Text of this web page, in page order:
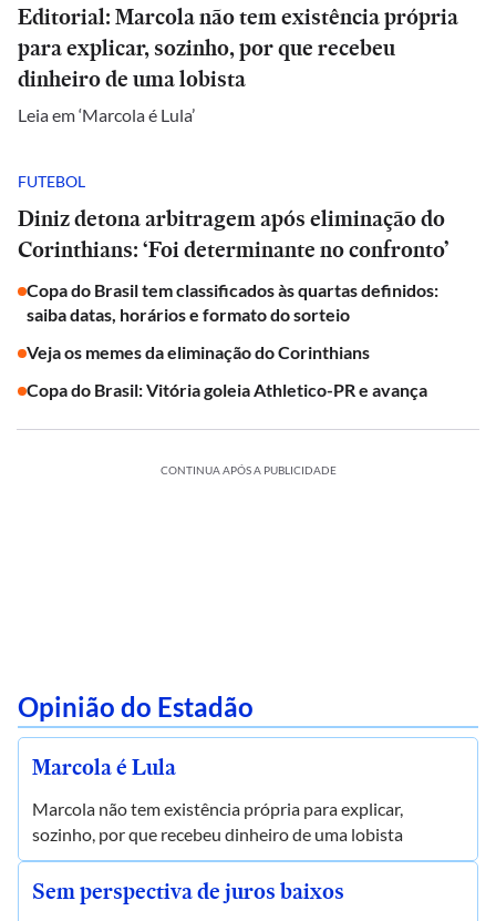
Editorial: Marcola não tem existência própria
para explicar, sozinho, por que recebeu
dinheiro de uma lobista
Leia em ‘Marcola é Lula’
FUTEBOL
Diniz detona arbitragem após eliminação do
Corinthians: ‘Foi determinante no confronto’
Copa do Brasil tem classificados às quartas definidos:
saiba datas, horários e formato do sorteio
Veja os memes da eliminação do Corinthians
Copa do Brasil: Vitória goleia Athletico-PR e avança
CONTINUA APÓS A PUBLICIDADE
Opinião do Estadão
Marcola é Lula
Marcola não tem existência própria para explicar,
sozinho, por que recebeu dinheiro de uma lobista
Sem perspectiva de juros baixos